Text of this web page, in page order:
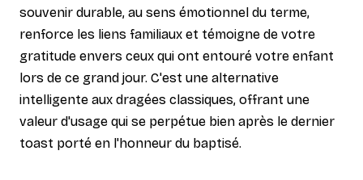
souvenir durable, au sens émotionnel du terme,
renforce les liens familiaux et témoigne de votre
gratitude envers ceux qui ont entouré votre enfant
lors de ce grand jour. C'est une alternative
intelligente aux dragées classiques, offrant une
valeur d'usage qui se perpétue bien après le dernier
toast porté en l'honneur du baptisé.